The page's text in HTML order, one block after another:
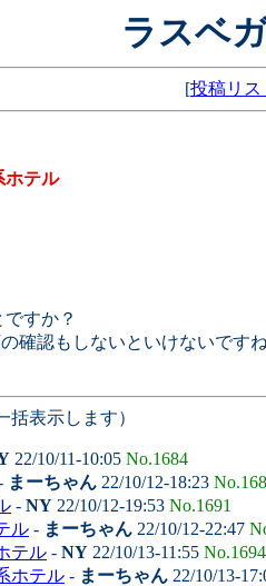
ラスベ
[投稿リス
テル
すか？
確認もしないといけないですね
表示します）
22/10/11-10:05 No.1684
まーちゃん 22/10/12-18:23
- NY 22/10/12-19:53 No.1691
ル - まーちゃん 22/10/12-22:47
テル - NY 22/10/13-11:55 No.1694
ホテル - まーちゃん 22/10/13-